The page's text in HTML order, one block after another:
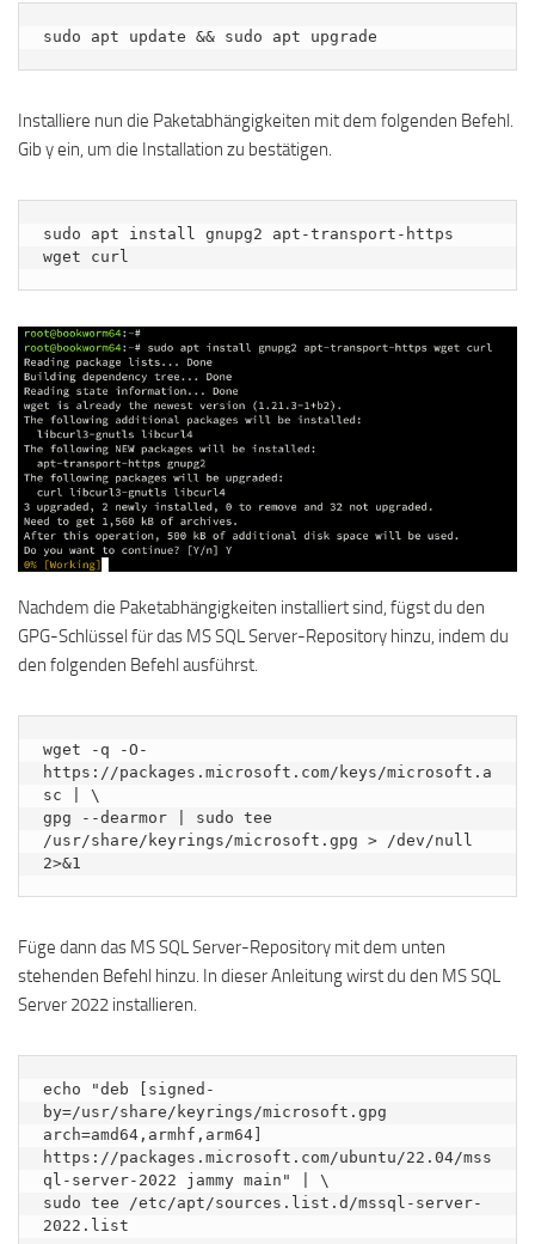
sudo apt update && sudo apt upgrade
Installiere nun die Paketabhängigkeiten mit dem folgenden Befehl.
Gib y ein, um die Installation zu bestätigen.
sudo apt install gnupg2 apt-transport-https
wget curl
Nachdem die Paketabhängigkeiten installiert sind, fügst du den
GPG-Schlüssel für das MS SQL Server-Repository hinzu, indem du
den folgenden Befehl ausführst.
wget -q -O-
https://packages.microsoft.com/keys/microsoft.a
sc | \
gpg --dearmor | sudo tee
/usr/share/keyrings/microsoft.gpg > /dev/null
2>&1
Füge dann das MS SQL Server-Repository mit dem unten
stehenden Befehl hinzu. In dieser Anleitung wirst du den MS SQL
Server 2022 installieren.
echo "deb [signed-
by=/usr/share/keyrings/microsoft.gpg
arch=amd64,armhf,arm64]
https://packages.microsoft.com/ubuntu/22.04/mss
ql-server-2022 jammy main" | \
sudo tee /etc/apt/sources.list.d/mssql-server-
2022.list